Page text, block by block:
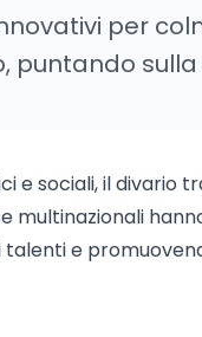
per
sulla
e sociali, il divario
multinazionali
e